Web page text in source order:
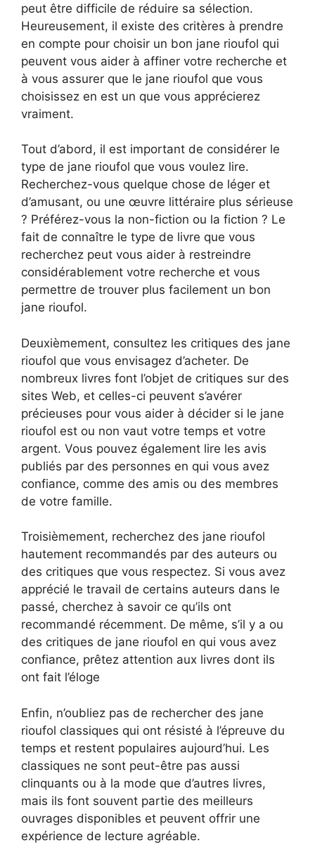
peut être difficile de réduire sa sélection.
Heureusement, il existe des critères à prendre
en compte pour choisir un bon jane rioufol qui
peuvent vous aider à affiner votre recherche et
à vous assurer que le jane rioufol que vous
choisissez en est un que vous apprécierez
vraiment.
Tout d’abord, il est important de considérer le
type de jane rioufol que vous voulez lire.
Recherchez-vous quelque chose de léger et
d’amusant, ou une œuvre littéraire plus sérieuse
? Préférez-vous la non-fiction ou la fiction ? Le
fait de connaître le type de livre que vous
recherchez peut vous aider à restreindre
considérablement votre recherche et vous
permettre de trouver plus facilement un bon
jane rioufol.
Deuxièmement, consultez les critiques des jane
rioufol que vous envisagez d’acheter. De
nombreux livres font l’objet de critiques sur des
sites Web, et celles-ci peuvent s’avérer
précieuses pour vous aider à décider si le jane
rioufol est ou non vaut votre temps et votre
argent. Vous pouvez également lire les avis
publiés par des personnes en qui vous avez
confiance, comme des amis ou des membres
de votre famille.
Troisièmement, recherchez des jane rioufol
hautement recommandés par des auteurs ou
des critiques que vous respectez. Si vous avez
apprécié le travail de certains auteurs dans le
passé, cherchez à savoir ce qu’ils ont
recommandé récemment. De même, s’il y a ou
des critiques de jane rioufol en qui vous avez
confiance, prêtez attention aux livres dont ils
ont fait l’éloge
Enfin, n’oubliez pas de rechercher des jane
rioufol classiques qui ont résisté à l’épreuve du
temps et restent populaires aujourd’hui. Les
classiques ne sont peut-être pas aussi
clinquants ou à la mode que d’autres livres,
mais ils font souvent partie des meilleurs
ouvrages disponibles et peuvent offrir une
expérience de lecture agréable.